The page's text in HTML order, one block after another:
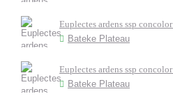
Euplectes ardens ssp
Bateke Plateau
Euplectes ardens ssp
Bateke Plateau